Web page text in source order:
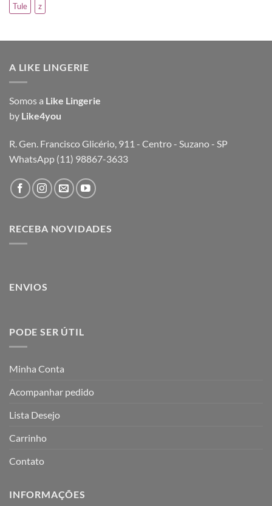
Tule
z
A LIKE LINGERIE
Somos a Like Lingerie
by Like4you
R. Gen. Francisco Glicério, 911 - Centro - Suzano - SP
WhatsApp (11) 98867-3633
RECEBA NOVIDADES
ENVIOS
PODE SER ÚTIL
Minha Conta
Acompanhar pedido
Lista Desejo
Carrinho
Contato
INFORMAÇÕES